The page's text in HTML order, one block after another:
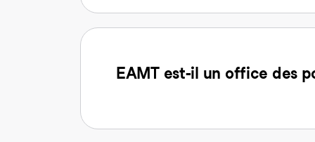
EAMT est-il un office des